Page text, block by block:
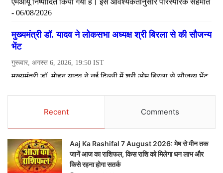
Recent Comments
Aaj Ka Rashifal 7 August 2026: मेष से मीन तक
जानें आज का राशिफल, किस राशि को मिलेगा धन लाभ और
किसे रहना होगा सतर्क